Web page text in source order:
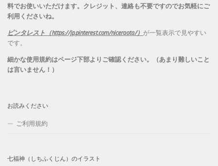
料でお使いいただけます。 クレジット、連絡も不要ですのでお気軽にご
利用くださいね。
ピンタレスト（https://jp.pinterest.com/niceraota/） が一覧表示で見やすい
です。
細かな使用規約はページ下部よりご確認ください。（あまり難しいこと
は言いません！）
お読みください
ご利用規約
七福神（しちふくじん）のイラスト